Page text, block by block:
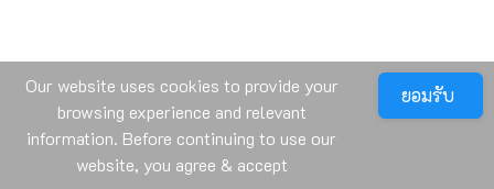
Our website uses cookies to provide your
browsing experience and relevant
information. Before continuing to use our
website, you agree & accept
ยอมรับ